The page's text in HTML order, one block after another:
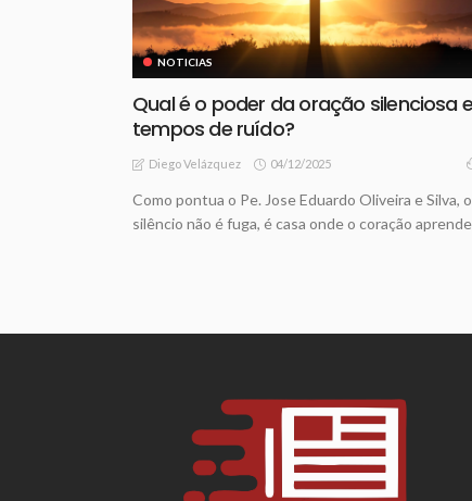
NOTICIAS
Qual é o poder da oração silenciosa
tempos de ruído?
Diego Velázquez 04/12/2025
Como pontua o Pe. Jose Eduardo Oliveira e Silva, o
silêncio não é fuga, é casa onde o coração